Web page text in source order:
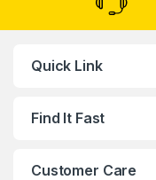
Quick Link
Find It Fast
Customer Care